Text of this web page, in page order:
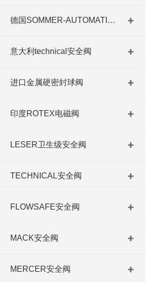
德国SOMMER-AUTOMATIC 平行抓手 德国夹盘 德国进口夹盘
意大利technical安全阀
进口金属硬密封球阀
印度ROTEX电磁阀
LESER卫生级安全阀
TECHNICAL安全阀
FLOWSAFE安全阀
MACK安全阀
MERCER安全阀